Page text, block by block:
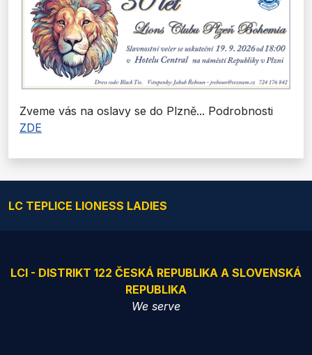
Zveme vás na oslavy se do Plzně... Podrobnosti
ZDE
LC TEPLICE LIONESS LADIES
LCI - DISTRIKT 122 ČESKÁ REPUBLIKA A SLOVENSKÁ
REPUBLIKA
We serve